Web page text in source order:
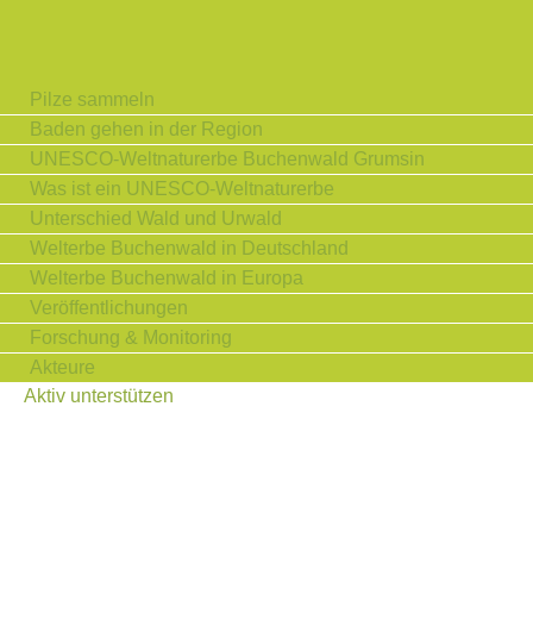
Pilze sammeln
Baden gehen in der Region
UNESCO-Weltnaturerbe Buchenwald Grumsin
Was ist ein UNESCO-Weltnaturerbe
Unterschied Wald und Urwald
Welterbe Buchenwald in Deutschland
Welterbe Buchenwald in Europa
Veröffentlichungen
Forschung & Monitoring
Akteure
Aktiv unterstützen